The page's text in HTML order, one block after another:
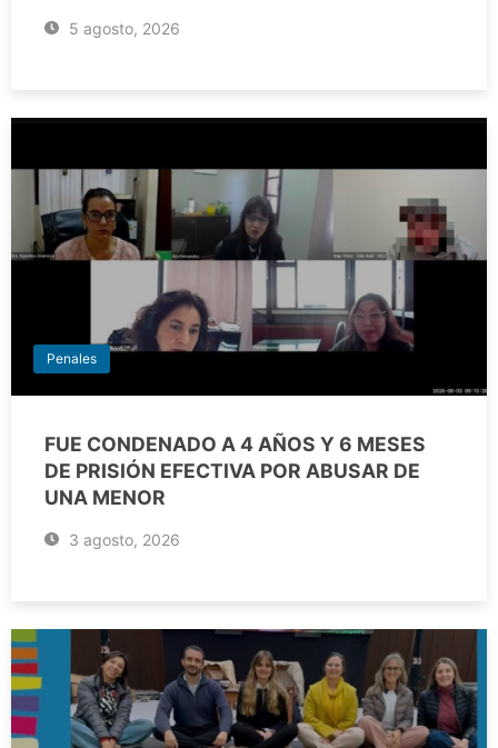
5 agosto, 2026
Penales
FUE CONDENADO A 4 AÑOS Y 6 MESES
DE PRISIÓN EFECTIVA POR ABUSAR DE
UNA MENOR
3 agosto, 2026